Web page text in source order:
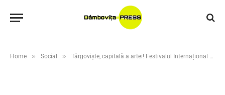
Home » Social » Târgoviște, capitală a artei! Festivalul Internațional al Artelor Spectacolului „BABEL” revine în 2026